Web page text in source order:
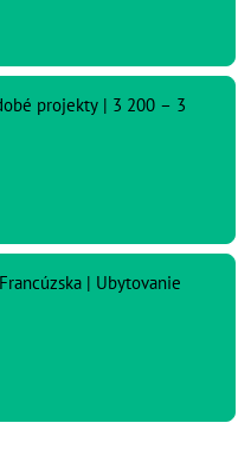
projekty | 3 200 – 3
| Ubytovanie